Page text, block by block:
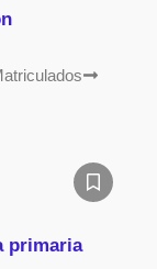
primaria